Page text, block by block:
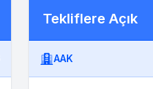
Tekliflere Açık
AAK